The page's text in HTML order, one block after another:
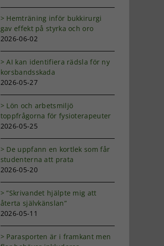
Hemträning inför bukkirurgi
gav effekt på styrka och oro
2026-06-02
AI kan identifiera rädsla för ny
korsbandsskada
2026-05-27
Lön och arbetsmiljö
toppfrågorna för fysioterapeuter
2026-05-25
De uppfann en kortlek som får
studenterna att prata
2026-05-20
”Skrivandet hjälpte mig att
återta självkänslan”
2026-05-11
Parasporten är i framkant men